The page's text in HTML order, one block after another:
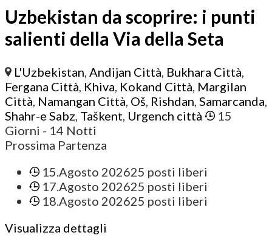
Uzbekistan da scoprire: i punti
salienti della Via della Seta
L'Uzbekistan Andijan Città Bukhara Città
Fergana Città Khiva Kokand Città Margilan
Città Namangan Città Oš Rishdan Samarcanda
Shahr-e Sabz Taškent Urgench città
15
Giorni - 14 Notti
Prossima Partenza
15.Agosto 202625 posti liberi
17.Agosto 202625 posti liberi
18.Agosto 202625 posti liberi
Visualizza dettagli